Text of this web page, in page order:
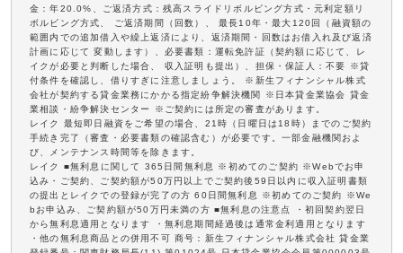
金：年20.0%、ご返済方式：残高スライドリボルビング方式・元利定額リ
ボルビング方式、 ご返済期間（回数）、 最長10年・最大120回（融資額の
範囲内での追加借入や繰上返済により、返済期間・回数はお借入れ及び返済
計画に応じて 変動します）、必要書類：運転免許証（契約額に応じて、レ
イクが必要と判断した場合、 収入証明も提出）、担保・保証人：不要 ※貸
付条件を確認し、借りすぎに注意しましょう。 ※新生フィナンシャル株式
会社が契約する貸金業務にかかる指定紛争解決機関 ※日本貸金業協会 貸金
業相談・紛争解決センター ※ご契約には所定の審査があります。
レイク 最短即日融資をご希望の場合、21時（日曜日は18時）までのご契約
手続き完了（審査・必要書類の確認含む）が必要です。一部金融機関およ
び、メンテナンス時間等を除きます。
レイク ■無利息に関して 365日間無利息 ※初めてのご契約 ※Webでお申
込み・ご契約、ご契約額が50万円以上でご契約後59日以内に収入証明書類
の提出とレイクでの登録が完了の方 60日間無利息 ※初めてのご契約 ※We
bお申込み、ご契約額が50万円未満の方 ■無利息の注意点 ・初回契約翌日
から無利息適用となります ・無利息期間経過後は通常金利適用となります
・他の無利息商品との併用不可 商号：新生フィナンシャル株式会社 貸金業